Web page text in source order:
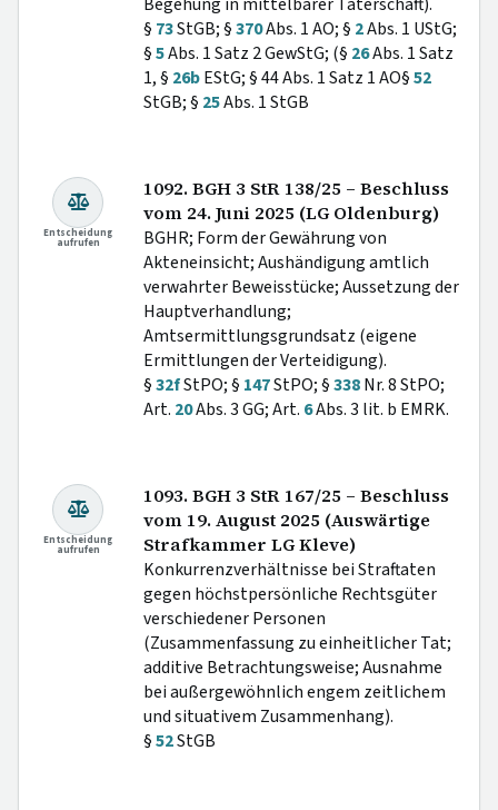
§ 73StGB; §370Abs. 1 AO; § 2Abs. 1 UStG;
§5Abs. 1 Satz 2 GewStG; (§ 26Abs. 1 Satz
1, § 26bEStG; § 44 Abs. 1 Satz 1 AO§52
StGB; § 25Abs. 1 StGB
Entscheidung
aufrufen
1092. BGH 3 StR 138/25 – Beschluss
vom 24. Juni 2025 (LG Oldenburg)
BGHR; Form der Gewährung von
Akteneinsicht; Aushändigung amtlich
verwahrter Beweisstücke; Aussetzung der
Hauptverhandlung;
Amtsermittlungsgrundsatz (eigene
Ermittlungen der Verteidigung).
§32fStPO; § 147StPO; §338Nr. 8 StPO;
Art. 20Abs. 3 GG; Art. 6Abs. 3 lit. b EMRK.
Entscheidung
aufrufen
1093. BGH 3 StR 167/25 – Beschluss
vom 19. August 2025 (Auswärtige
Strafkammer LG Kleve)
Konkurrenzverhältnisse bei Straftaten
gegen höchstpersönliche Rechtsgüter
verschiedener Personen
(Zusammenfassung zu einheitlicher Tat;
additive Betrachtungsweise; Ausnahme
bei außergewöhnlich engem zeitlichem
und situativem Zusammenhang).
§52StGB